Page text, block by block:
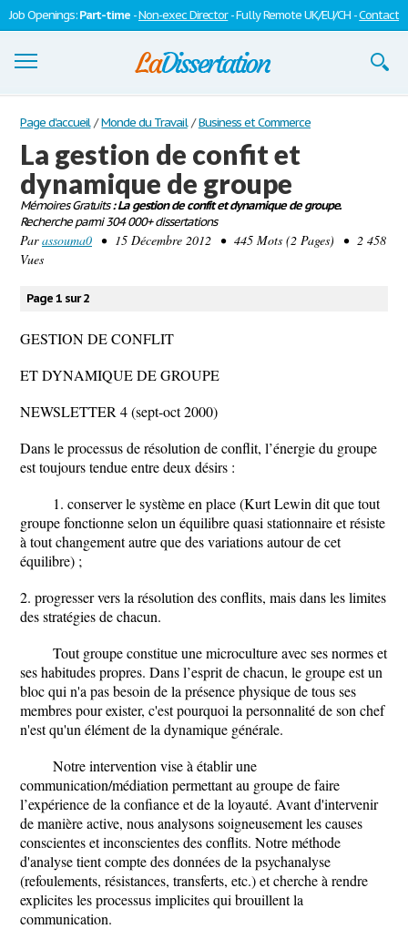
Job Openings:Part-time -Non-exec Director- Fully Remote UK/EU/CH -Contact
Dissertations
S'inscrire
Se connecter
Contactez-nous
Page d'accueil / Monde du Travail / Business et Commerce
La gestion de confit et
dynamique de groupe
Mémoires Gratuits: La gestion de confit et dynamique de groupe.
Recherche parmi 304 000+ dissertations
Parassouma0 • 15 Décembre 2012 • 445 Mots (2 Pages) • 2 458
Vues
Page 1 sur 2
GESTION DE CONFLIT
ET DYNAMIQUE DE GROUPE
NEWSLETTER 4 (sept-oct 2000)
Dans le processus de résolution de conflit, l’énergie du groupe
est toujours tendue entre deux désirs :
1. conserver le système en place (Kurt Lewin dit que tout
groupe fonctionne selon un équilibre quasi stationnaire et résiste
à tout changement autre que des variations autour de cet
équilibre) ;
2. progresser vers la résolution des conflits, mais dans les limites
des stratégies de chacun.
Tout groupe constitue une microculture avec ses normes et
ses habitudes propres. Dans l’esprit de chacun, le groupe est un
bloc qui n'a pas besoin de la présence physique de tous ses
membres pour exister, c'est pourquoi la personnalité de son chef
n'est qu'un élément de la dynamique générale.
Notre intervention vise à établir une
communication/médiation permettant au groupe de faire
l’expérience de la confiance et de la loyauté. Avant d'intervenir
de manière active, nous analysons soigneusement les causes
conscientes et inconscientes des conflits. Notre méthode
d'analyse tient compte des données de la psychanalyse
(refoulements, résistances, transferts, etc.) et cherche à rendre
explicites les processus implicites qui brouillent la
communication.